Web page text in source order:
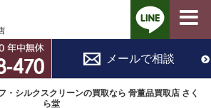
・シルクスクリーンの買取なら 骨董品買取店 さく
ら堂
メールで相談